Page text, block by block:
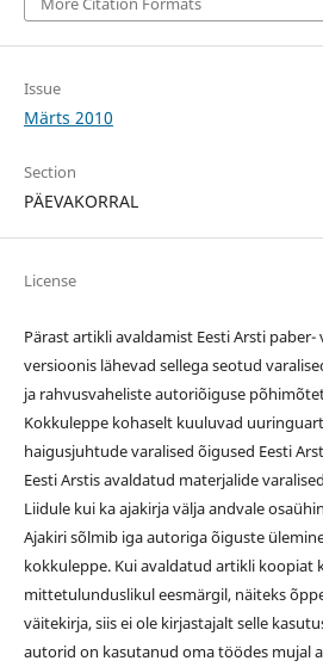
Issue
Märts 2010
Section
PÄEVAKORRAL
License
Pärast artikli avaldamist Eesti Arsti
versioonis lähevad sellega seotud
ja rahvusvaheliste autoriõiguse
Kokkuleppe kohaselt kuuluvad
haigusjuhtude varalised õigused Eesti
Eesti Arstis avaldatud materjalide
Liidule kui ka ajakirja välja andvale
Ajakiri sõlmib iga autoriga õiguste
kokkuleppe. Kui avaldatud artikli koopiat
mittetulunduslikul eesmärgil, näiteks
väitekirja, siis ei ole kirjastajalt selle
autorid on kasutanud oma töödes mujal